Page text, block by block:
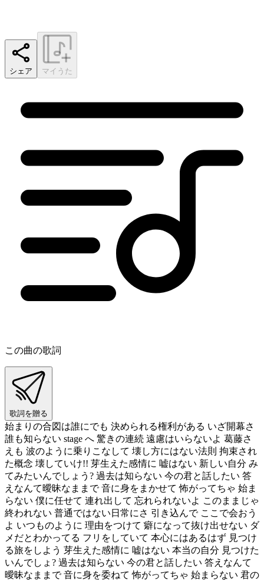
シェア マイうた
この曲の歌詞
歌詞を贈る
始まりの合図は誰にでも 決められる権利がある いざ開幕さ
誰も知らない stage へ 驚きの連続 遠慮はいらないよ 葛藤さ
えも 波のように乗りこなして 壊し方にはない法則 拘束され
た概念 壊していけ!! 芽生えた感情に 嘘はない 新しい自分 み
てみたいんでしょう? 過去は知らない 今の君と話したい 答
えなんて曖昧なままで 音に身をまかせて 怖がってちゃ 始ま
らない 僕に任せて 連れ出して 忘れられないよ このままじゃ
終われない 普通ではない日常にさ 引き込んで ここで会おう
よ いつものように 理由をつけて 癖になって抜け出せない ダ
メだとわかってる フリをしていて 本心にはあるはず 見つけ
る旅をしよう 芽生えた感情に 嘘はない 本当の自分 見つけた
いんでしょ? 過去は知らない 今の君と話したい 答えなんて
曖昧なままで 音に身を委ねて 怖がってちゃ 始まらない 君の